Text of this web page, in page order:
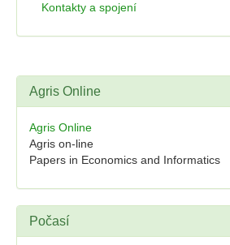
Kontakty a spojení
Agris Online
Agris Online
Agris on-line
Papers in Economics and Informatics
Počasí